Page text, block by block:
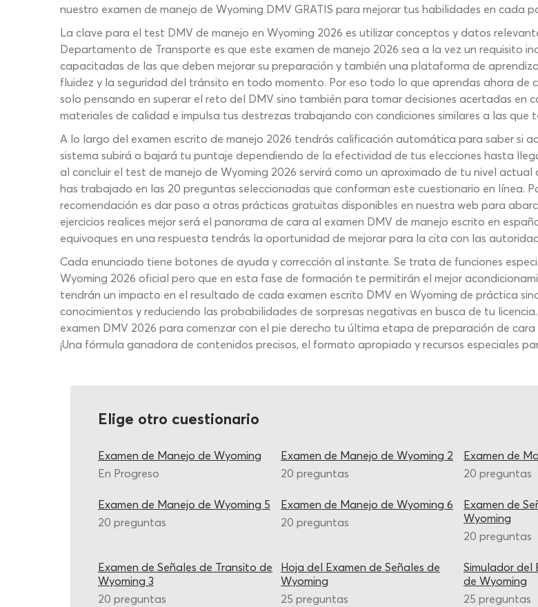
nuestro examen de manejo de Wyoming DMV GRATIS para mejorar tus habilidades en cada
La clave para el test DMV de manejo en Wyoming 2026 es utilizar conceptos y datos
Departamento de Transporte es que este examen de manejo 2026 sea a la vez un requisito
capacitadas de las que deben mejorar su preparación y también una plataforma de
fluidez y la seguridad del tránsito en todo momento. Por eso todo lo que aprendas ahora de
solo pensando en superar el reto del DMV sino también para tomar decisiones acertadas
materiales de calidad e impulsa tus destrezas trabajando con condiciones similares a las que
A lo largo del examen escrito de manejo 2026 tendrás calificación automática para saber si
sistema subirá o bajará tu puntaje dependiendo de la efectividad de tus elecciones hasta
al concluir el test de manejo de Wyoming 2026 servirá como un aproximado de tu nivel
has trabajado en las 20 preguntas seleccionadas que conforman este cuestionario en línea.
recomendación es dar paso a otras prácticas gratuitas disponibles en nuestra web para
ejercicios realices mejor será el panorama de cara al examen DMV de manejo escrito en
equivoques en una respuesta tendrás la oportunidad de mejorar para la cita con las
Cada enunciado tiene botones de ayuda y corrección al instante. Se trata de funciones
Wyoming 2026 oficial pero que en esta fase de formación te permitirán el mejor
tendrán un impacto en el resultado de cada examen escrito DMV en Wyoming de práctica
conocimientos y reduciendo las probabilidades de sorpresas negativas en busca de tu
examen DMV 2026 para comenzar con el pie derecho tu última etapa de preparación de
¡Una fórmula ganadora de contenidos precisos, el formato apropiado y recursos especiales
Elige otro cuestionario
Examen de Manejo de Wyoming
En Progreso
Examen de Manejo de Wyoming 2
20 preguntas
Examen de
20 preguntas
Examen de Manejo de Wyoming 5
20 preguntas
Examen de Manejo de Wyoming 6
20 preguntas
Examen de
Wyoming
20 preguntas
Examen de Señales de Transito de
Wyoming 3
20 preguntas
Hoja del Examen de Señales de
Wyoming
25 preguntas
Simulador del
de Wyoming
25 preguntas